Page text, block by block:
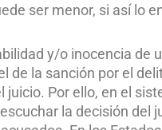
ser menor, si así lo
y/o inocencia de
de la sanción por el
Por ello, en el
la decisión del